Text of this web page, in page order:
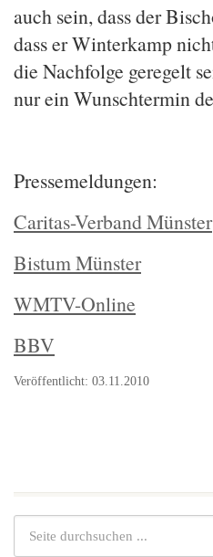
Pressemeldungen:
Caritas-Verband Münster
Bistum Münster
WMTV-Online
BBV
Veröffentlicht: 03.11.2010